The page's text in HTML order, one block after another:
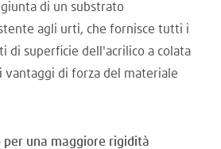
di un substrato
agli urti, che fornisce tutti i
di superficie dell'acrilico a colata
vantaggi di forza del materiale
per una maggiore rigidità